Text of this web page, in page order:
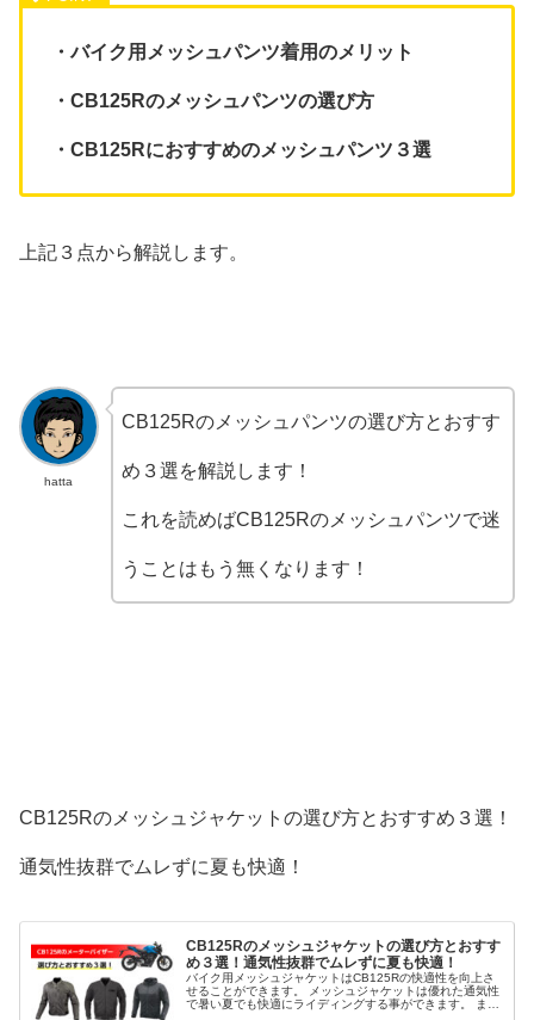
・バイク用メッシュパンツ着用のメリット
・CB125Rのメッシュパンツの選び方
・CB125Rにおすすめのメッシュパンツ３選
上記３点から解説します。
hatta
CB125Rのメッシュパンツの選び方とおすす
め３選を解説します！
これを読めばCB125Rのメッシュパンツで迷
うことはもう無くなります！
CB125Rのメッシュジャケットの選び方とおすすめ３選！
通気性抜群でムレずに夏も快適！
CB125Rのメッシュジャケットの選び方とおすす
め３選！通気性抜群でムレずに夏も快適！
バイク用メッシュジャケットはCB125Rの快適性を向上さ
せることができます。 メッシュジャケットは優れた通気性
で暑い夏でも快適にライディングする事ができます。 ま